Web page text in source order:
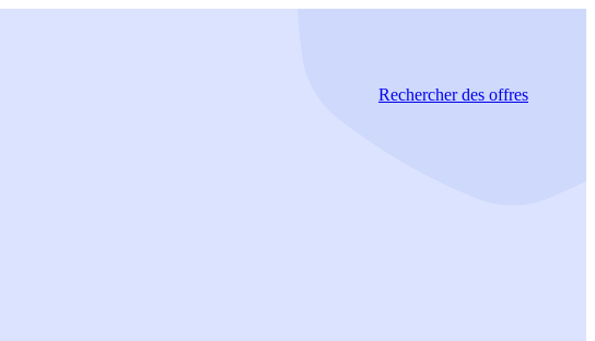
Rechercherdes offres